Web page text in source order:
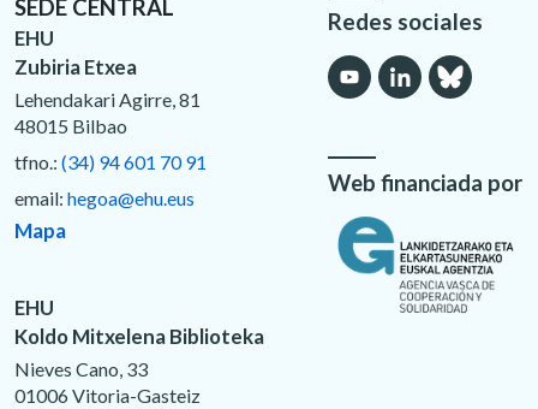
SEDE CENTRAL
EHU
Zubiria Etxea
Lehendakari Agirre, 81
48015 Bilbao
tfno.: (34) 94 601 70 91
email: hegoa@ehu.eus
Mapa
EHU
Koldo Mitxelena Biblioteka
Nieves Cano, 33
01006 Vitoria-Gasteiz
Redes sociales
Web financiada por